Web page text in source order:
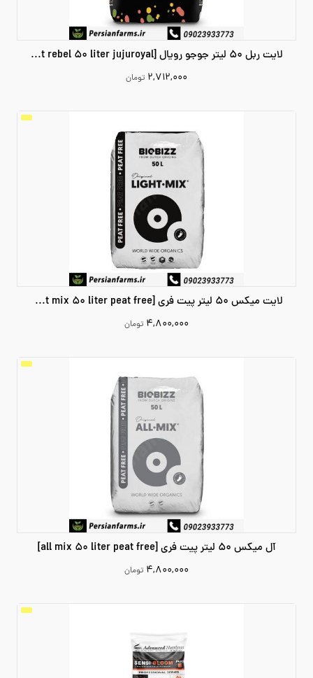
لایت ربل 50 لیتر جوجو رویال [light rebel 50 liter jujuroyal]
۲,۷۱۲,۰۰۰ تومان
لایت میکس 50 لیتر پیت فری [light mix 50 liter peat free]
۴,۸۰۰,۰۰۰ تومان
آل میکس 50 لیتر پیت فری [all mix 50 liter peat free]
۴,۸۰۰,۰۰۰ تومان